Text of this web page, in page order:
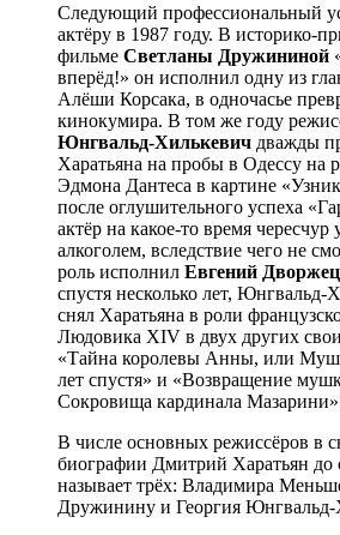
Следующий профессиональный
актёру в 1987 году. В историко-
фильме Светланы Дружининой
вперёд!» он исполнил одну из
Алёши Корсака, в одночасье
кинокумира. В том же году
Юнгвальд-Хилькевич дважды
Харатьяна на пробы в Одессу на
Эдмона Дантеса в картине
после оглушительного успеха
актёр на какое-то время чересчур
алкоголем, вследствие чего не
роль исполнил Евгений
спустя несколько лет, Юнгвальд-
снял Харатьяна в роли
Людовика XIV в двух других
«Тайна королевы Анны, или
лет спустя» и «Возвращение
Сокровища кардинала
В числе основных режиссёров в
биографии Дмитрий Харатьян до
называет трёх: Владимира
Дружинину и Георгия Юнгвальд-